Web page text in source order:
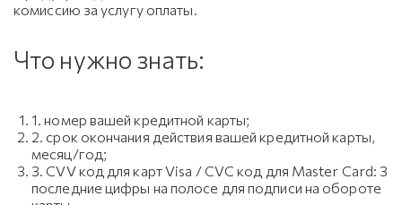
комиссию за услугу оплаты.
Что нужно знать:
1. номер вашей кредитной карты;
2. cрок окончания действия вашей кредитной карты,
месяц/год;
3. CVV код для карт Visa / CVC код для Master Card: 3
последние цифры на полосе для подписи на обороте